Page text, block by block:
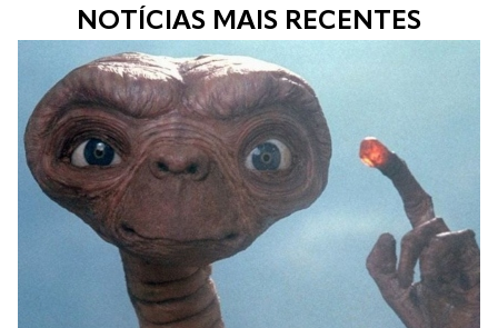
NOTÍCIAS MAIS RECENTES